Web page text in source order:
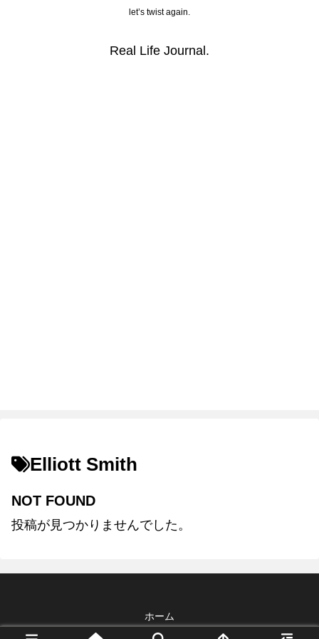
let’s twist again.
Real Life Journal.
Elliott Smith
NOT FOUND
投稿が見つかりませんでした。
ホーム